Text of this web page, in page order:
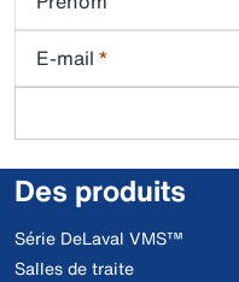
E-mail *
Des produits
Série DeLaval VMS™
Salles de traite